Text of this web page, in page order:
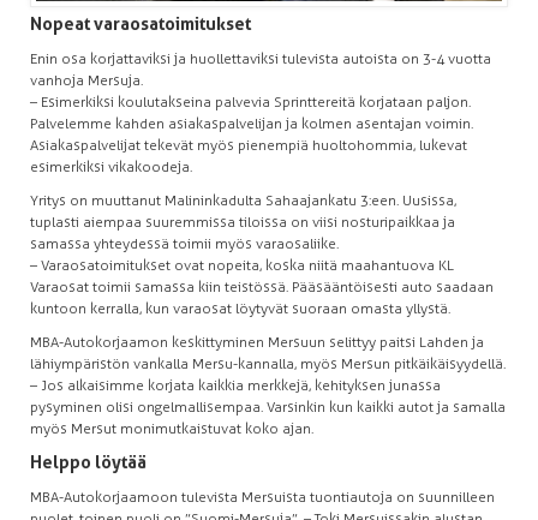
Nopeat varaosatoimitukset
Enin osa korjattaviksi ja huollettaviksi tulevista autoista on 3-4 vuotta
vanhoja Mersuja.
– Esimerkiksi koulutakseina palvevia Sprinttereitä korjataan paljon.
Palvelemme kahden asiakaspalvelijan ja kolmen asentajan voimin.
Asiakaspalvelijat tekevät myös pienempiä huoltohommia, lukevat
esimerkiksi vikakoodeja.
Yritys on muuttanut Malininkadulta Sahaajankatu 3:een. Uusissa,
tuplasti aiempaa suuremmissa tiloissa on viisi nosturipaikkaa ja
samassa yhteydessä toimii myös varaosaliike.
– Varaosatoimitukset ovat nopeita, koska niitä maahantuova KL
Varaosat toimii samassa kiin teistössä. Pääsääntöisesti auto saadaan
kuntoon kerralla, kun varaosat löytyvät suoraan omasta yllystä.
MBA-Autokorjaamon keskittyminen Mersuun selittyy paitsi Lahden ja
lähiympäristön vankalla Mersu-kannalla, myös Mersun pitkäikäisyydellä.
– Jos alkaisimme korjata kaikkia merkkejä, kehityksen junassa
pysyminen olisi ongelmallisempaa. Varsinkin kun kaikki autot ja samalla
myös Mersut monimutkaistuvat koko ajan.
Helppo löytää
MBA-Autokorjaamoon tulevista Mersuista tuontiautoja on suunnilleen